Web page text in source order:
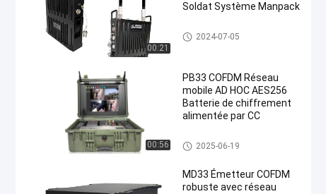
00:21
Soldat Système Manpack
IP Mesh Network
2024-07-05
00:56
PB33 COFDM Réseau
mobile AD HOC AES256
Batterie de chiffrement
alimentée par CC
Réseau ad hoc
2025-06-19
MD33 Émetteur COFDM
robuste avec réseau